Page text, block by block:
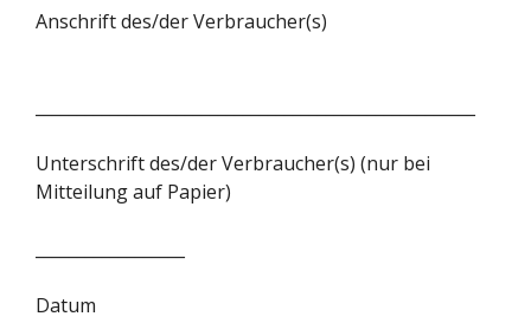
Anschrift des/der Verbraucher(s)
Unterschrift des/der Verbraucher(s) (nur bei
Mitteilung auf Papier)
Datum